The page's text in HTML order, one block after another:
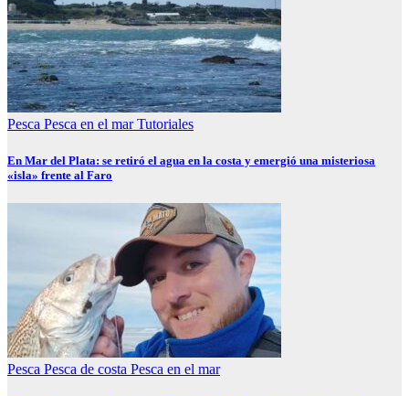
Pesca Pesca en el marTutoriales
En Mar del Plata: se retiró el agua en la costa y emergió una misteriosa
«isla» frente al Faro
Pesca Pesca de costa Pesca en el mar